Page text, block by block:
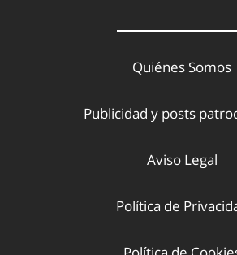
Quiénes Somos
Publicidad y posts
Aviso Legal
Política de